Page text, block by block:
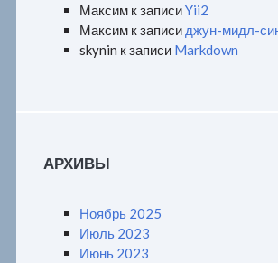
Максим к записиYii2
Максим к записи джун-мидл-
skynin к записи Markdown
АРХИВЫ
Ноябрь 2025
Июль 2023
Июнь 2023